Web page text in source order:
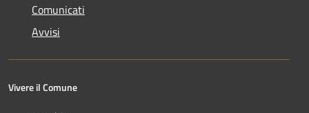
Comunicati
Avvisi
Vivere il Comune